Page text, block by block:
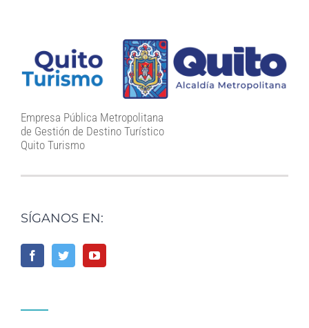
Empresa Pública Metropolitana
de Gestión de Destino Turístico
Quito Turismo
SÍGANOS EN: